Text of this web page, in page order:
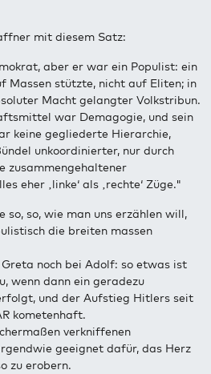
mit diesem Satz:
aber er war ein Populist: ein
Massen stützte, nicht auf Eliten; in
Macht gelangter Volkstribun.
war Demagogie, und sein
keine gegliederte Hierarchie,
unkoordinierter, nur durch
zusammengehaltener
eher ‚linke‘ als ‚rechte‘ Züge."
so, so, wie man uns erzählen will,
die breiten massen
noch bei Adolf: so etwas ist
wenn dann ein geradezu
und der Aufstieg Hitlers seit
kometenhaft.
verkniffenen
geeignet dafür, das Herz
zu erobern.